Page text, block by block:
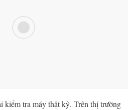
kiểm tra máy thật kỹ. Trên thị trường